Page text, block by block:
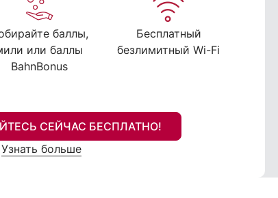
баллы,
или баллы
BahnBonus
Бесплатный
безлимитный Wi-Fi
СЕЙЧАС БЕСПЛАТНО!
Узнать больше